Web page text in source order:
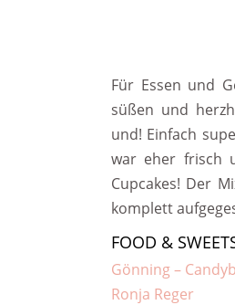
Für Essen und
süßen und
und! Einfach
war eher frisch
Cupcakes! Der
komplett
FOOD &
Gönning –
Ronja Reger